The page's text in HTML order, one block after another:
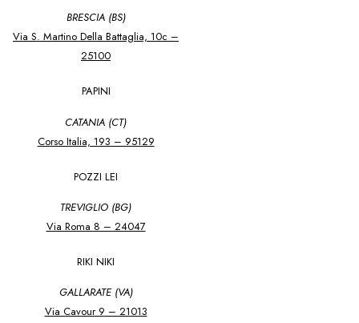
BRESCIA (BS)
Via S. Martino Della Battaglia, 10c –
25100
PAPINI
CATANIA (CT)
Corso Italia, 193 – 95129
POZZI LEI
TREVIGLIO (BG)
Via Roma 8 – 24047
RIKI NIKI
GALLARATE (VA)
Via Cavour 9 – 21013